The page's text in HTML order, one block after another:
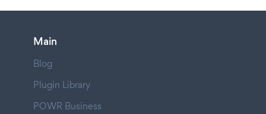
Main
Blog
Plugin Library
POWR Business